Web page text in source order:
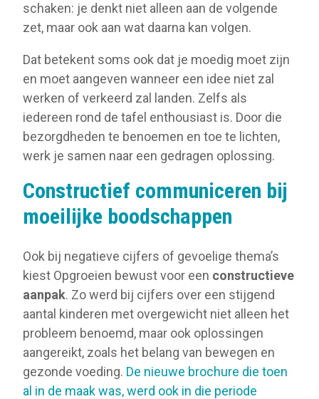
schaken: je denkt niet alleen aan de volgende
zet, maar ook aan wat daarna kan volgen.
Dat betekent soms ook dat je moedig moet zijn
en moet aangeven wanneer een idee niet zal
werken of verkeerd zal landen. Zelfs als
iedereen rond de tafel enthousiast is. Door die
bezorgdheden te benoemen en toe te lichten,
werk je samen naar een gedragen oplossing.
Constructief communiceren bij
moeilijke boodschappen
Ook bij negatieve cijfers of gevoelige thema’s
kiest Opgroeien bewust voor een constructieve
aanpak. Zo werd bij cijfers over een stijgend
aantal kinderen met overgewicht niet alleen het
probleem benoemd, maar ook oplossingen
aangereikt, zoals het belang van bewegen en
gezonde voeding. De nieuwe brochure die toen
al in de maak was, werd ook in die periode